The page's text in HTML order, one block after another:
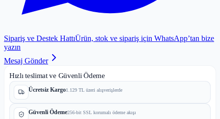
Sipariş ve Destek HattıÜrün, stok ve sipariş için WhatsApp’tan bize
yazın
Mesaj Gönder
Hızlı teslimat ve Güvenli Ödeme
Ücretsiz Kargo1.129 TL üzeri alışverişlerde
Güvenli Ödeme256-bit SSL korumalı ödeme akışı